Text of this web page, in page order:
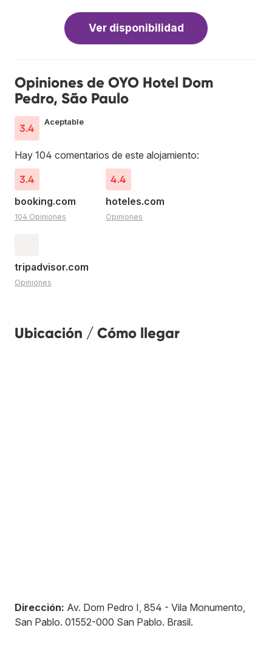
Ver disponibilidad
Opiniones de OYO Hotel Dom
Pedro, São Paulo
3.4
Aceptable
Hay 104 comentarios de este alojamiento:
3.4
booking.com
104 Opiniones
4.4
hoteles.com
Opiniones
tripadvisor.com
Opiniones
Ubicación / Cómo llegar
Dirección: Av. Dom Pedro I, 854 - Vila Monumento,
San Pablo. 01552-000 San Pablo. Brasil.